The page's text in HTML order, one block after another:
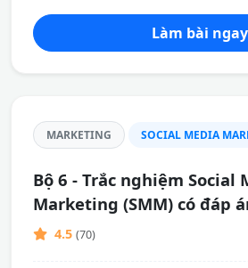
Làm bài ngay
MARKETING SOCIAL MEDIA
Bộ 6 - Trắc nghiệm Social
Marketing (SMM) có đáp
4.5 (70)